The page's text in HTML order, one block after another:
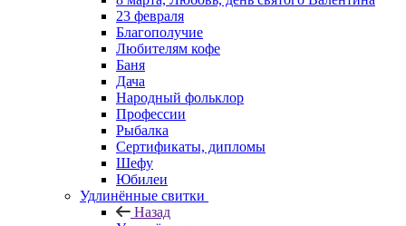
23 февраля
Благополучие
Любителям кофе
Баня
Дача
Народный фольклор
Профессии
Рыбалка
Сертификаты, дипломы
Шефу
Юбилеи
Удлинённые свитки
Назад